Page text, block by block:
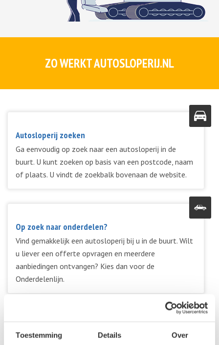
Toestemming Details Over
ZO WERKT AUTOSLOPERIJ.NL
Autosloperij zoeken
Ga eenvoudig op zoek naar een autosloperij in de
buurt. U kunt zoeken op basis van een postcode, naam
of plaats. U vindt de zoekbalk bovenaan de website.
Op zoek naar onderdelen?
Vind gemakkelijk een autosloperij bij u in de buurt. Wilt
u liever een offerte opvragen en meerdere
aanbiedingen ontvangen? Kies dan voor de
Onderdelenlijn.
Uw (sloop)auto verkopen?